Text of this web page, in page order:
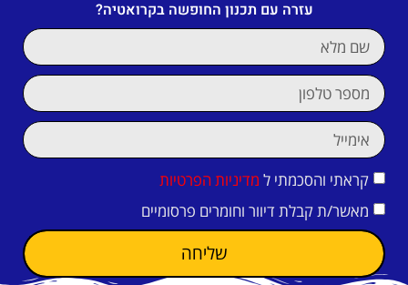
עזרה עם תכנון החופשה בקרואטיה?
קראתי והסכמתי ל מדיניות הפרטיות
מאשר/ת קבלת דיוור וחומרים פרסומיים
שליחה